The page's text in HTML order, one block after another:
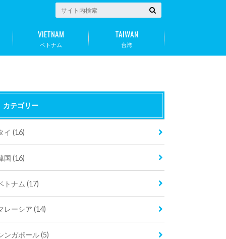
ベトナム
VIETNAM
台湾
TAIWAN
カテゴリー
イ(16)
国(16)
トナム(17)
レーシア(14)
ンガポール(5)